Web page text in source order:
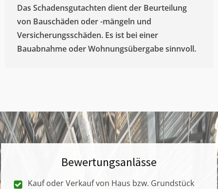
Das Schadensgutachten dient der Beurteilung
von Bauschäden oder -mängeln und
Versicherungsschäden. Es ist bei einer
Bauabnahme oder Wohnungsübergabe sinnvoll.
Bewertungsanlässe
Kauf oder Verkauf von Haus bzw. Grundstück